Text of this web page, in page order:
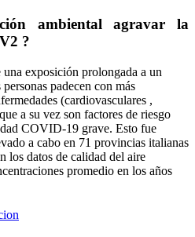
ambiental agravar la
?
exposición prolongada a un
padecen con más
(cardiovasculares ,
a su vez son factores de riesgo
COVID-19 grave. Esto fue
a cabo en 71 provincias italianas
los datos de calidad del aire
promedio en los años